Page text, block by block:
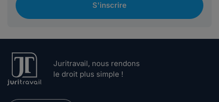
S'inscrire
Juritravail, nous rendons
le droit plus simple !